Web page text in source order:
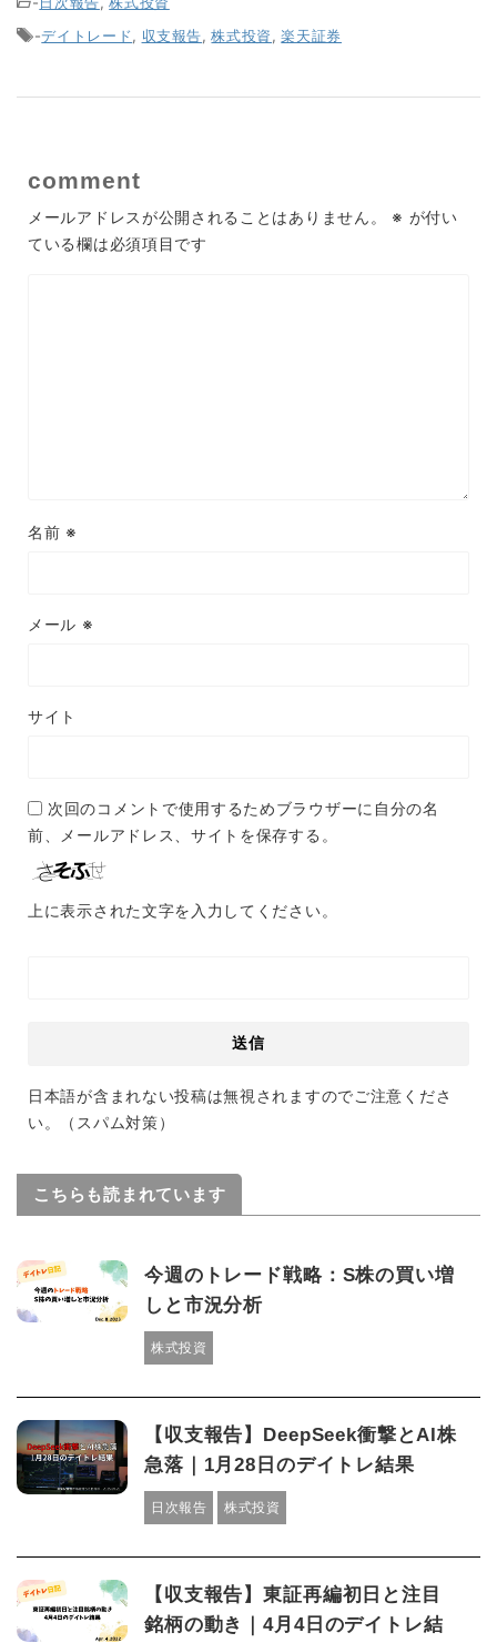
-デイトレード, 収支報告,株式投資,楽天証券
comment
メールアドレスが公開されることはありません。 ※ が付い
ている欄は必須項目です
名前 ※
メール ※
サイト
次回のコメントで使用するためブラウザーに自分の名
前、メールアドレス、サイトを保存する。
上に表示された文字を入力してください。
日本語が含まれない投稿は無視されますのでご注意くださ
い。（スパム対策）
こちらも読まれています
今週のトレード戦略：S株の買い増
しと市況分析
株式投資
【収支報告】DeepSeek衝撃とAI株
急落｜1月28日のデイトレ結果
日次報告 株式投資
【収支報告】東証再編初日と注目
銘柄の動き｜4月4日のデイトレ結